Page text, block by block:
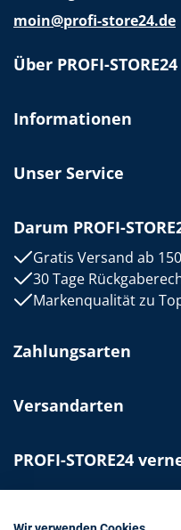
moin@profi-store24.de
Über PROFI-STORE24
Informationen
Unser Service
Darum PROFI-
Gratis Versand ab
30 Tage
Markenqualität zu
Zahlungsarten
Versandarten
PROFI-STORE24